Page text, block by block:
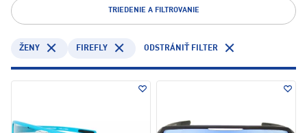
TRIEDENIE A FILTROVANIE
ŽENY FIREFLY ODSTRÁNIŤ FILTER